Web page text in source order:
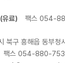
(유료)
팩스 054-
북구 흥해읍 동부청
팩스 054-880-